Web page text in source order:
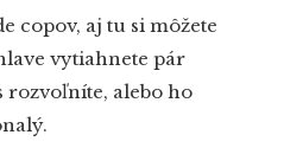
copov, aj tu si môžete
vytiahnete pár
rozvoľníte, alebo ho